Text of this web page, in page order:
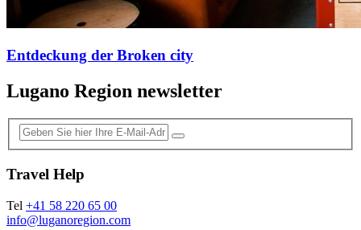
Entdeckung der Broken city
Lugano Region newsletter
Travel Help
Tel +41 58 220 65 00
info@luganoregion.com